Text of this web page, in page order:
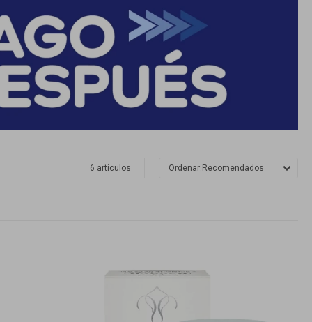
6 artículos Recomendados